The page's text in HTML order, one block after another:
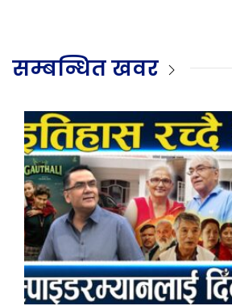
सम्बन्धित खवर